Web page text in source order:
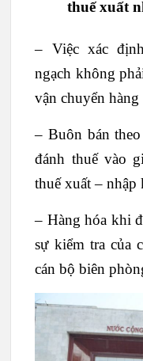
thuế xuất
– Việc xác
ngạch không
vận chuyển
– Buôn bán
đánh thuế vào
thuế xuất – nhập
– Hàng hóa khi
sự kiểm tra của
cán bộ biên